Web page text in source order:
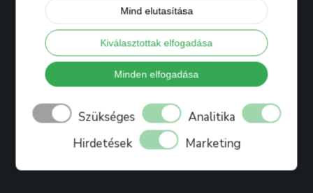
Mind elutasítása
Kiválasztottak elfogadása
Minden elfogadása
Szükséges
Analitika
Hirdetések
Marketing
Bihari Mártonról
Referenciák
Ajándékkártya
Blog
Jelentkezés